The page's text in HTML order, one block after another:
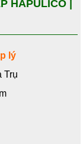
HAPULICO |
lý
Trụ